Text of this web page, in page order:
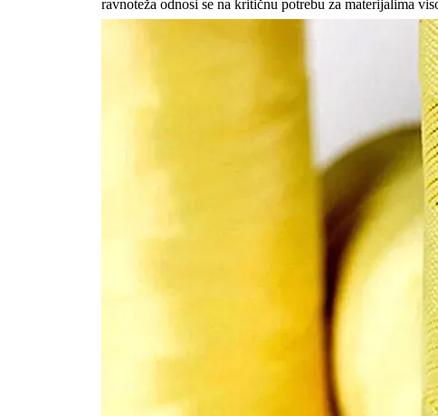
ravnoteža odnosi se na kritičnu potrebu za materijalima